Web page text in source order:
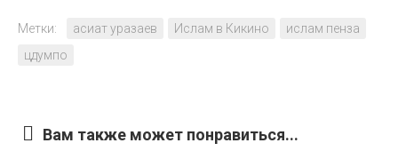
Метки: асиат уразаев Ислам в Кикино
ислам пенза
цдумпо
Вам также может понравиться...